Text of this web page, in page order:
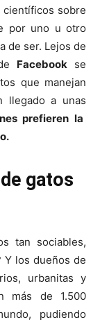
sobre
por uno u otro
de ser. Lejos de
Facebook se
que manejan
llegado a unas
prefieren la
gatos
tan sociables,
Y los dueños de
urbanitas y
más de 1.500
pudiendo